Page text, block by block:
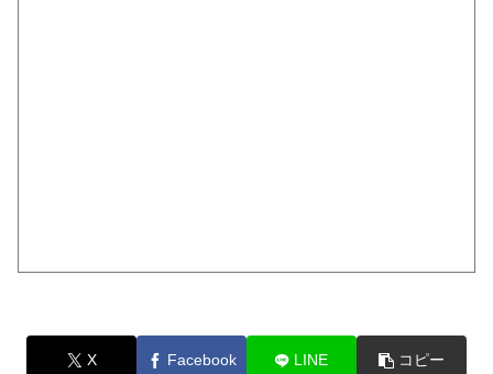
X Facebook LINE コピー